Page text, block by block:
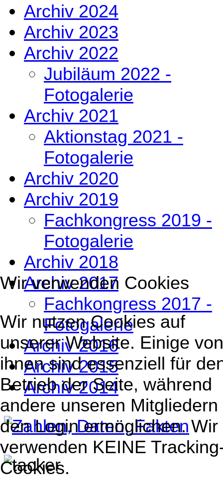
Archiv 2024
Archiv 2023
Archiv 2022
Jubiläum 2022 -
Fotogalerie
Archiv 2021
Aktionstag 2021 -
Fotogalerie
Archiv 2020
Archiv 2019
Fachkongress 2019 -
Fotogalerie
Archiv 2018
Archiv 2017
Fachkongress 2017 -
Fotogalerie
Archiv 2016
Archiv 2015
Archiv 2014
Wir verwenden Cookies
Wir nutzen Cookies auf
unserer Website. Einige von
ihnen sind essenziell für
Betrieb der Seite, während
andere unseren Mitgliedern
den Login ermöglichen. Wir
verwenden KEINE
Cookies.